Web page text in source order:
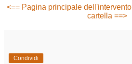
<== Pagina principale dell'intervento
cartella ==>
Condividi